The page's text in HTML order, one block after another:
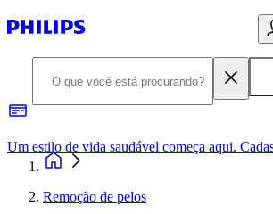
Remoção de pelos